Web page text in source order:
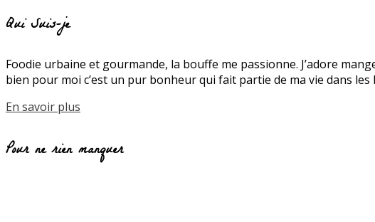
Qui Suis-je
Foodie urbaine et gourmande, la bouffe me passionne. J’adore
bien pour moi c’est un pur bonheur qui fait partie de ma vie dans
En savoir plus
Pour ne rien manquer